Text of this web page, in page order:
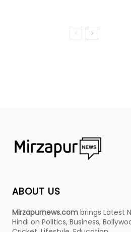
ABOUT US
Mirzapurnews.com brings Latest
Hindi on Politics, Business,